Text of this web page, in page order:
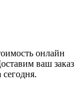
онлайн
ваш заказ